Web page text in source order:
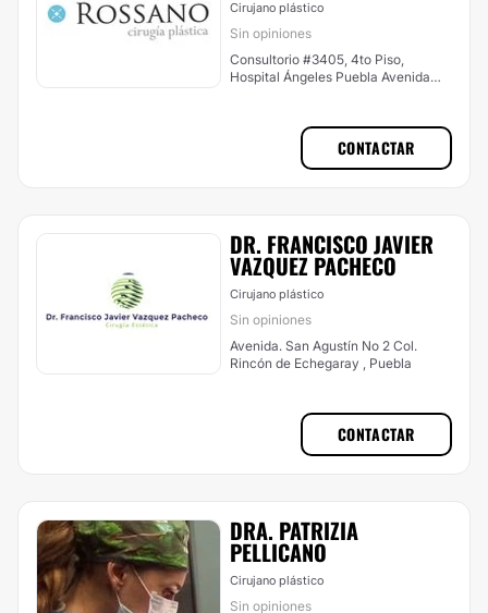
Cirujano plástico
Sin opiniones
Consultorio #3405, 4to Piso,
Hospital Ángeles Puebla Avenida
CONTACTAR
DR. FRANCISCO JAVIER
VAZQUEZ PACHECO
Cirujano plástico
Sin opiniones
Avenida. San Agustín No 2 Col.
Rincón de Echegaray , Puebla
CONTACTAR
DRA. PATRIZIA
PELLICANO
Cirujano plástico
Sin opiniones